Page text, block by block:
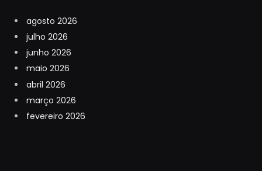
agosto 2026
julho 2026
junho 2026
maio 2026
abril 2026
março 2026
fevereiro 2026